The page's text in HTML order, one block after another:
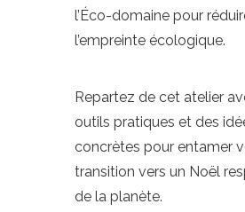
l’Éco-domaine pour
l’empreinte écologique.
Repartez de cet atelier
outils pratiques et des
concrètes pour entamer
transition vers un Noël
de la planète.